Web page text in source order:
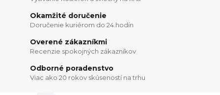
Okamžité doručenie
Doručenie kuriérom do 24.hodín
Overené zákazníkmi
Recenzie spokojných zákazníkov
Odborné poradenstvo
Viac ako 20 rokov skúseností na trhu